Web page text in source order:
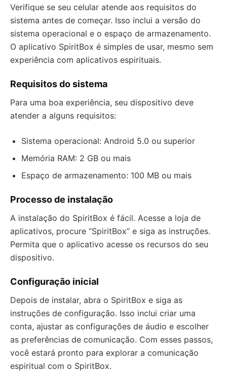
Verifique se seu celular atende aos requisitos do
sistema antes de começar. Isso inclui a versão do
sistema operacional e o espaço de armazenamento.
O aplicativo SpiritBox é simples de usar, mesmo sem
experiência com aplicativos espirituais.
Requisitos do sistema
Para uma boa experiência, seu dispositivo deve
atender a alguns requisitos:
Sistema operacional: Android 5.0 ou superior
Memória RAM: 2 GB ou mais
Espaço de armazenamento: 100 MB ou mais
Processo de instalação
A instalação do SpiritBox é fácil. Acesse a loja de
aplicativos, procure “SpiritBox” e siga as instruções.
Permita que o aplicativo acesse os recursos do seu
dispositivo.
Configuração inicial
Depois de instalar, abra o SpiritBox e siga as
instruções de configuração. Isso inclui criar uma
conta, ajustar as configurações de áudio e escolher
as preferências de comunicação. Com esses passos,
você estará pronto para explorar a comunicação
espiritual com o SpiritBox.